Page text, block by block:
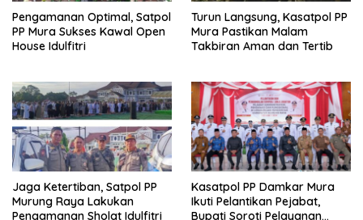
Pengamanan Optimal, Satpol
PP Mura Sukses Kawal Open
House Idulfitri
Turun Langsung, Kasatpol PP
Mura Pastikan Malam
Takbiran Aman dan Tertib
Jaga Ketertiban, Satpol PP
Murung Raya Lakukan
Pengamanan Sholat Idulfitri
Kasatpol PP Damkar Mura
Ikuti Pelantikan Pejabat,
Bupati Soroti Pelayanan